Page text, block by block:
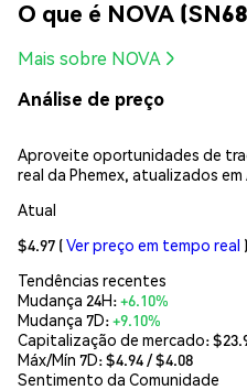
O que é NOVA
Mais sobre NOVA
Análise de preço
Aproveite oportunidades de
real da Phemex, atualizados em
Atual
$4.97 (Ver preço em tempo real )
Tendências recentes
Mudança 24H:+6.10%
Mudança 7D:+9.10%
Capitalização de mercado:
Máx/Mín 7D: $4.94/ $4.08
Sentimento da Comunidade